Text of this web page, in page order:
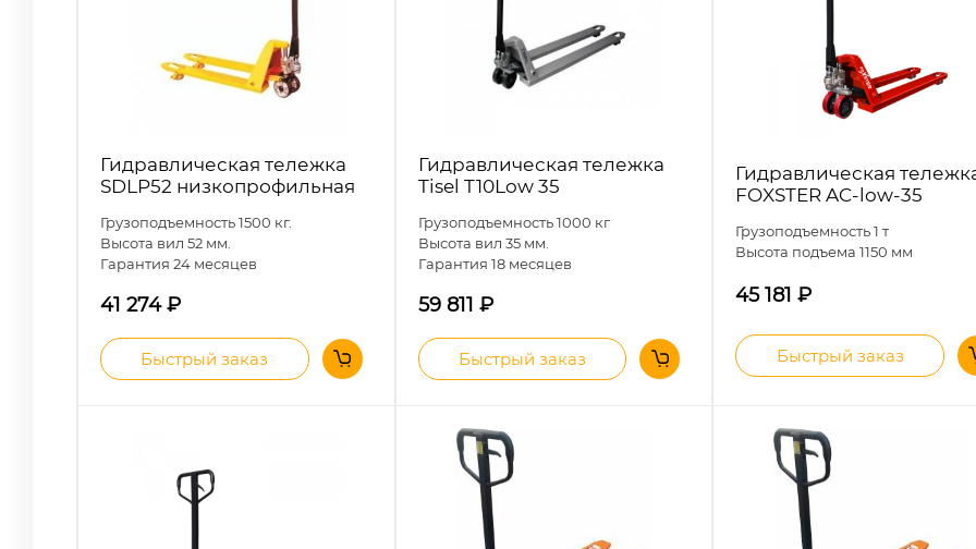
Гидравлическая тележка
SDLP52 низкопрофильная
Грузоподъемность 1500 кг.
Высота вил 52 мм.
Гарантия 24 месяцев
41 274₽
Быстрый заказ
Гидравлическая тележка
Tisel T10Low 35
Грузоподъемность 1000 кг
Высота вил 35 мм.
Гарантия 18 месяцев
59 811 ₽
Быстрый заказ
Гидравлическая
FOXSTER AC-low-35
Грузоподъемность 1 т
Высота подъема 1150 мм
45 181₽
Быстрый заказ